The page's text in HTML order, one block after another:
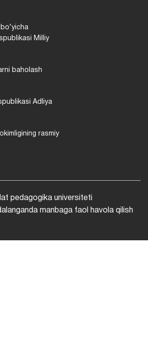
Milliy
baholash
Adliya
rasmiy
pedagogika universiteti
manbaga faol havola qilish